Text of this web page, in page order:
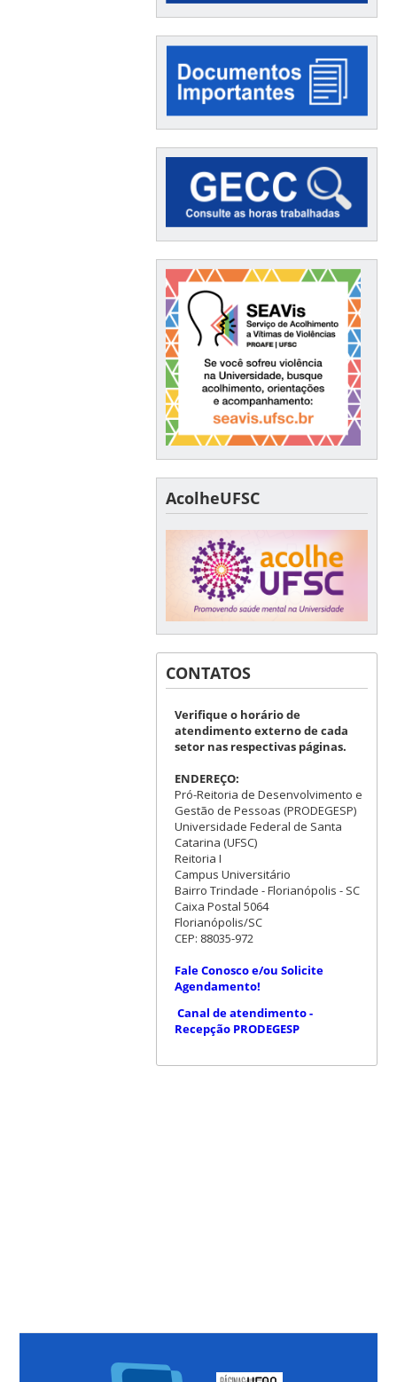
AcolheUFSC
CONTATOS
Verifique o horário de
atendimento externo de cada
setor nas respectivas páginas.
ENDEREÇO:
Pró-Reitoria de Desenvolvimento e
Gestão de Pessoas (PRODEGESP)
Universidade Federal de Santa
Catarina (UFSC)
Reitoria I
Campus Universitário
Bairro Trindade - Florianópolis - SC
Caixa Postal 5064
Florianópolis/SC
CEP: 88035-972
Fale Conosco e/ou Solicite
Agendamento!
Canal de atendimento -
Recepção PRODEGESP